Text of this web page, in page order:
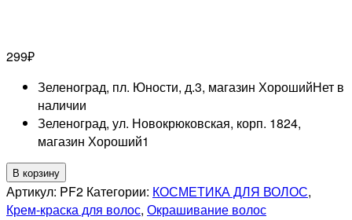
299₽
Зеленоград, пл. Юности, д.3, магазин ХорошийНет в
наличии
Зеленоград, ул. Новокрюковская, корп. 1824,
магазин Хороший1
Количество
товара
ESTEL
В корзину
Артикул: PF2 Категории: КОСМЕТИКА ДЛЯ ВОЛОС,
Крем-краска для волос, Окрашивание волос